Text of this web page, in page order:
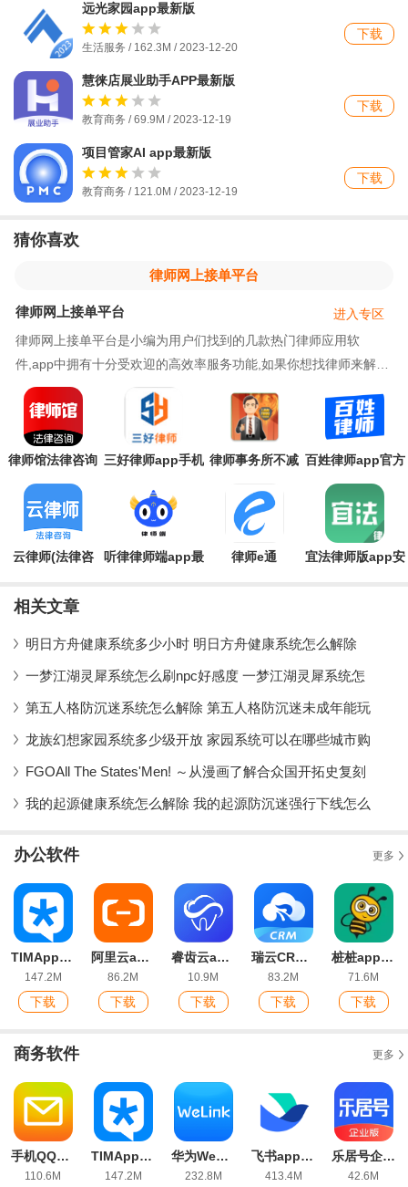
远光家园app最新版
生活服务 / 162.3M / 2023-12-20
下载
慧徕店展业助手APP最新版
教育商务 / 69.9M / 2023-12-19
下载
项目管家AI app最新版
教育商务 / 121.0M / 2023-12-19
下载
猜你喜欢
律师网上接单平台
律师网上接单平台
律师网上接单平台是小编为用户们找到的几款热门律师应用软
件,app中拥有十分受欢迎的高效率服务功能,如果你想找律师来解决
自己的问题,你可以通过这几款app来找到帮助,而如果
进入专区
律师馆法律咨询 三好律师app手机 律师事务所不减 百姓律师app官方
云律师(法律咨
听律律师端app最
律师e通
宜法律师版app安
相关文章
明日方舟健康系统多少小时 明日方舟健康系统怎么解除
一梦江湖灵犀系统怎么刷npc好感度 一梦江湖灵犀系统怎
第五人格防沉迷系统怎么解除 第五人格防沉迷未成年能玩
龙族幻想家园系统多少级开放 家园系统可以在哪些城市购
FGOAll The States'Men! ～从漫画了解合众国开拓史复刻
我的起源健康系统怎么解除 我的起源防沉迷强行下线怎么
办公软件 更多
TIMApp清爽版
147.2M
下载
阿里云app官方版
86.2M
下载
睿齿云app安卓版
10.9M
下载
瑞云CRM app官方版
83.2M
下载
桩桩app安卓版
71.6M
下载
商务软件 更多
手机QQ邮箱app
110.6M
TIMApp清爽版
147.2M
华为WeLink软件官方版
232.8M
飞书app苹果版
413.4M
乐居号企业版最新版
42.6M